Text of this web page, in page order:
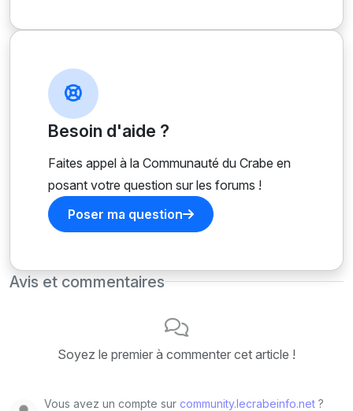
Besoin d'aide ?
Faites appel à la Communauté du Crabe en
posant votre question sur les forums !
Poser ma question
Avis et commentaires
Soyez le premier à commenter cet article !
Vous avez un compte sur community.lecrabeinfo.net ?